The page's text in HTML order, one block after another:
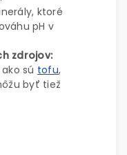
ktoré
pH v
zdrojov:
sú tofu,
byť tiež